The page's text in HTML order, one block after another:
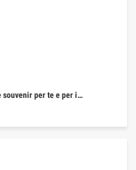
souvenir per te e per i…